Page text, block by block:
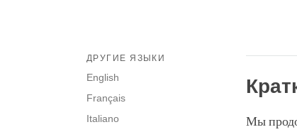
ДРУГИЕ ЯЗЫКИ
English
Français
Italiano
Мы